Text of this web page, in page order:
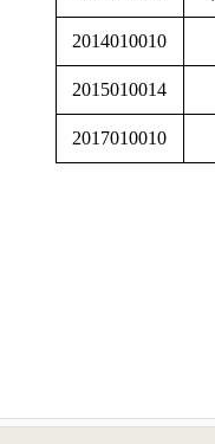
2014010010
2015010014
2017010010